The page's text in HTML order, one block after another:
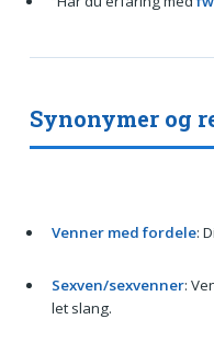
Synonymer og
Venner med fordele:
Sexven/sexvenner:
let slang.